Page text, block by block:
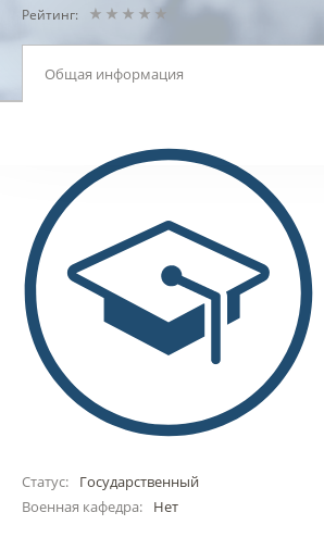
Рейтинг:
Общая информация
Статус:
Государственный
Военная кафедра:
Нет